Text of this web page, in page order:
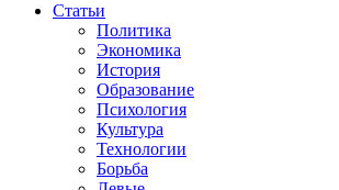
Статьи
Политика
Экономика
История
Образование
Психология
Культура
Технологии
Борьба